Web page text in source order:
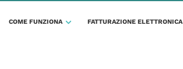
COME FUNZIONA FATTURAZIONE ELETTRONICA